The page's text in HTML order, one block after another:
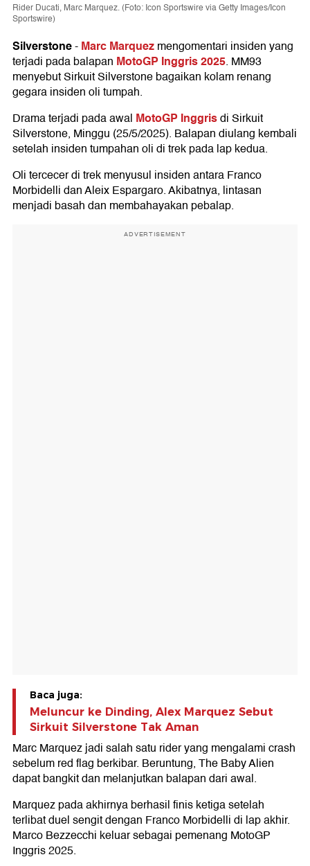
Rider Ducati, Marc Marquez. (Foto: Icon Sportswire via Getty Images/Icon
Sportswire)
Silverstone-Marc Marquezmengomentari insiden yang
terjadi pada balapan MotoGP Inggris 2025. MM93
menyebut Sirkuit Silverstone bagaikan kolam renang
gegara insiden oli tumpah.
Drama terjadi pada awal MotoGP Inggrisdi Sirkuit
Silverstone, Minggu (25/5/2025). Balapan diulang kembali
setelah insiden tumpahan oli di trek pada lap kedua.
Oli tercecer di trek menyusul insiden antara Franco
Morbidelli dan Aleix Espargaro. Akibatnya, lintasan
menjadi basah dan membahayakan pebalap.
ADVERTISEMENT
Baca juga:
Meluncur ke Dinding, Alex Marquez Sebut
Sirkuit Silverstone Tak Aman
Marc Marquez jadi salah satu rider yang mengalami crash
sebelum red flag berkibar. Beruntung, The Baby Alien
dapat bangkit dan melanjutkan balapan dari awal.
Marquez pada akhirnya berhasil finis ketiga setelah
terlibat duel sengit dengan Franco Morbidelli di lap akhir.
Marco Bezzecchi keluar sebagai pemenang MotoGP
Inggris 2025.